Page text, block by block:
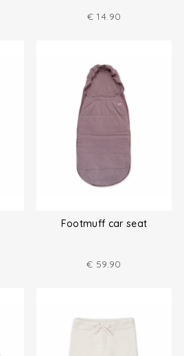
€ 14.90
Footmuff car seat
€ 59.90